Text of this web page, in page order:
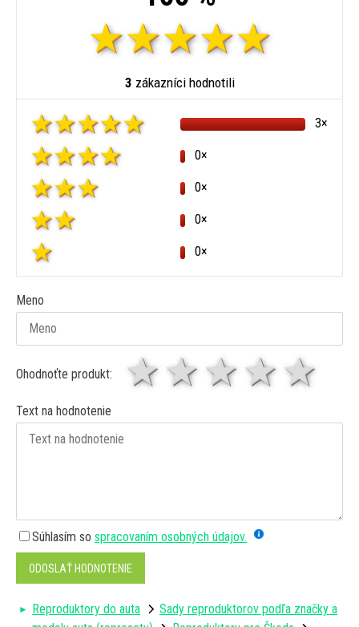
3 zákazníci hodnotili
3×
0×
0×
0×
0×
Meno
Ohodnoťte produkt: 4
3
2 hviezdy
1 hviezda
Text na hodnotenie
Súhlasím so spracovaním osobných údajov.
ODOSLAŤ HODNOTENIE
Reproduktory do auta
Sady reproduktorov podľa značky a